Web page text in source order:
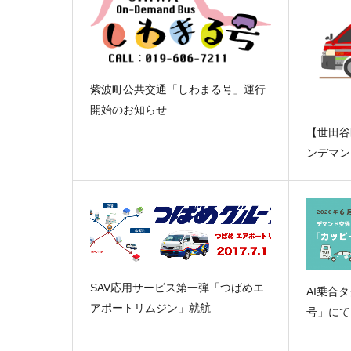
紫波町公共交通「しわまる号」運行
開始のお知らせ
【世田
ンデマ
SAV応用サービス第一弾「つばめエ
アポートリムジン」就航
AI乗合
号」に